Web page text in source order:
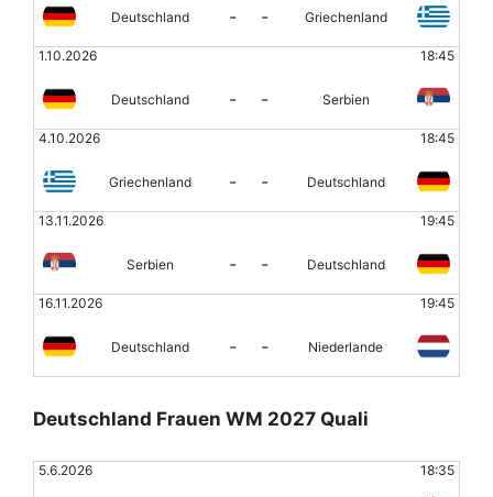
Deutschland - - Griechenland
1.10.2026 18:45
Deutschland - - Serbien
4.10.2026 18:45
Griechenland - - Deutschland
13.11.2026 19:45
Serbien - - Deutschland
16.11.2026 19:45
Deutschland - - Niederlande
Deutschland Frauen WM 2027 Quali
5.6.2026 18:35